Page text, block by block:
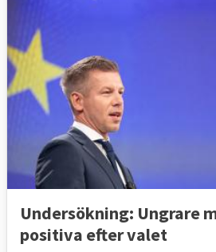
Undersökning: Ungrare
positiva efter valet